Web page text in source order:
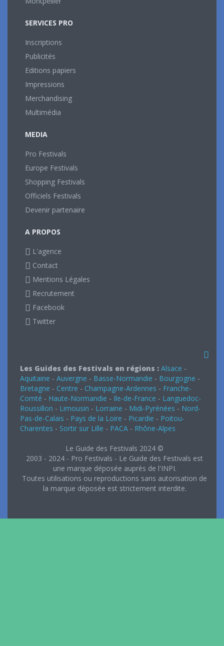
SERVICES PRO
Inscriptions
Publicités
Editions papiers
Impressions
Merchandising
Multimédia
MEDIA
Pro Festivals
Europe Festivals
Shopping Festivals
Officiels Festivals
Devenir partenaire
A PROPOS
L'agence
Contact
Mentions Légales
Recrutement
Facebook
Twitter
Les Guides des Festivals en régions : Alsace -
Aquitaine - Auvergne - Basse-Normandie - Bourgogne -
Bretagne - Centre - Champagne-Ardennes - Franche-
Comté - Haute-Normandie - Ile-de-France - Languedoc-
Roussillon - Limousin - Lorraine - Midi-Pyrénées - Nord-
Pas-de-Calais - Pays de la Loire - Picardie - Poitou-
Charentes - Sortir sur Lille - PACA - Rhône-Alpes
Le Guide des Festivals 2024 ©
2003 - 2024 - Pro Festivals - Le Guide des Festivals est
une marque déposée auprès de l'INPI.
Toutes utilisations ou reproductions sans autorisation de
la marque déposée est strictement interdite.